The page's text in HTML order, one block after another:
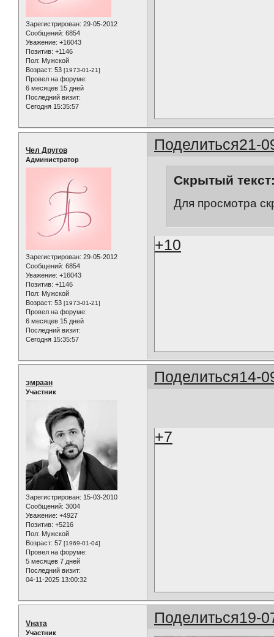
Зарегистрирован: 29-05-2012
Сообщений: 6854
Уважение: +16043
Позитив: +1146
Пол: Мужской
Возраст: 53 [1973-01-21]
Провел на форуме:
6 месяцев 15 дней
Последний визит:
Сегодня 15:35:57
Поделиться21-
Чел Другов
Администратор
Зарегистрирован: 29-05-2012
Сообщений: 6854
Уважение: +16043
Позитив: +1146
Пол: Мужской
Возраст: 53 [1973-01-21]
Провел на форуме:
6 месяцев 15 дней
Последний визит:
Сегодня 15:35:57
Скрытый
Для просмотра
+10
Поделиться14-
эмраан
Участник
Зарегистрирован: 15-03-2010
Сообщений: 3004
Уважение: +4927
Позитив: +5216
Пол: Мужской
Возраст: 57 [1969-01-04]
Провел на форуме:
5 месяцев 7 дней
Последний визит:
04-11-2025 13:00:32
+7
Поделиться19-
Vната
Участник